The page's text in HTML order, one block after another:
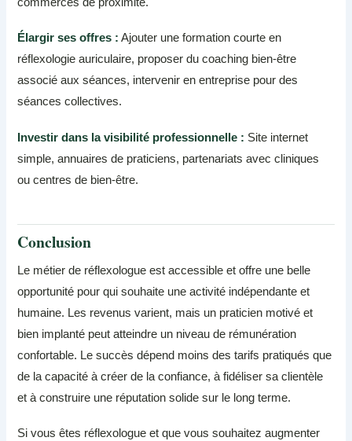
Élargir ses offres : Ajouter une formation courte en
réflexologie auriculaire, proposer du coaching bien-être
associé aux séances, intervenir en entreprise pour des
séances collectives.
Investir dans la visibilité professionnelle : Site internet
simple, annuaires de praticiens, partenariats avec cliniques
ou centres de bien-être.
Conclusion
Le métier de réflexologue est accessible et offre une belle
opportunité pour qui souhaite une activité indépendante et
humaine. Les revenus varient, mais un praticien motivé et
bien implanté peut atteindre un niveau de rémunération
confortable. Le succès dépend moins des tarifs pratiqués que
de la capacité à créer de la confiance, à fidéliser sa clientèle
et à construire une réputation solide sur le long terme.
Si vous êtes réflexologue et que vous souhaitez augmenter